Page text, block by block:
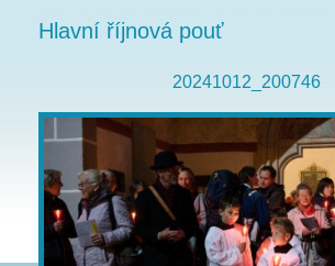
Hlavní říjnová pouť
20241012_200746